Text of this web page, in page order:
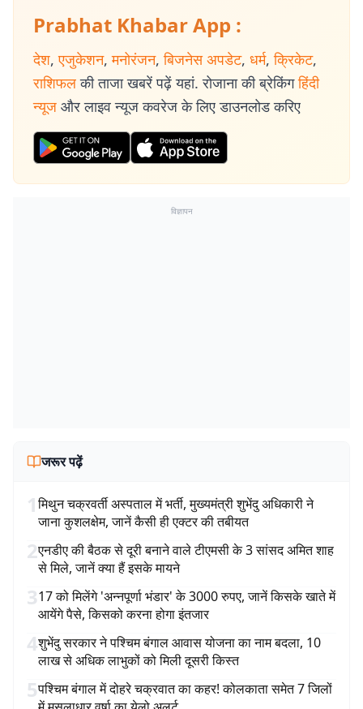
Prabhat Khabar App :
देश, एजुकेशन, मनोरंजन, बिजनेस अपडेट, धर्म, क्रिकेट,
राशिफल की ताजा खबरें पढ़ें यहां. रोजाना की ब्रेकिंग हिंदी
न्यूज और लाइव न्यूज कवरेज के लिए डाउनलोड करिए
विज्ञापन
जरूर पढ़ें
1मिथुन चक्रवर्ती अस्पताल में भर्ती, मुख्यमंत्री शुभेंदु अधिकारी ने
जाना कुशलक्षेम, जानें कैसी ही एक्टर की तबीयत
2एनडीए की बैठक से दूरी बनाने वाले टीएमसी के 3 सांसद अमित शाह
से मिले, जानें क्या हैं इसके मायने
317 को मिलेंगे 'अन्नपूर्णा भंडार' के 3000 रुपए, जानें किसके खाते में
आयेंगे पैसे, किसको करना होगा इंतजार
4शुभेंदु सरकार ने पश्चिम बंगाल आवास योजना का नाम बदला, 10
लाख से अधिक लाभुकों को मिली दूसरी किस्त
5पश्चिम बंगाल में दोहरे चक्रवात का कहर! कोलकाता समेत 7 जिलों